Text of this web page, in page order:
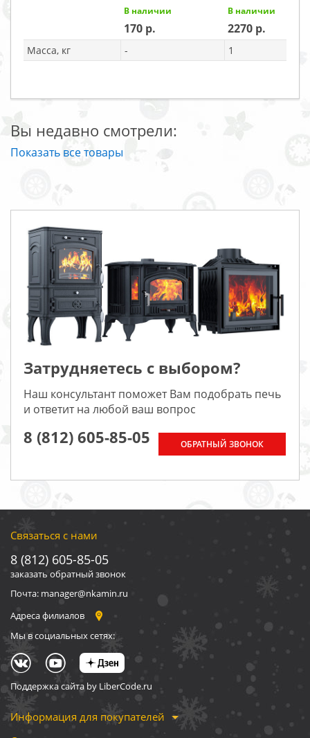
В наличии
170
В наличии
2270
Масса, кг - 1
Вы недавно смотрели:
Показать все товары
Затрудняетесь с выбором?
Наш консультант поможет Вам подобрать печь
и ответит на любой ваш вопрос
8 (812) 605-85-05 ОБРАТНЫЙ ЗВОНОК
Связаться с нами
8 (812) 605-85-05
заказать обратный звонок
Почта: manager@nkamin.ru
Адреса филиалов
Мы в социальных сетях:
Поддержка сайта by LiberCode.ru
Информация для покупателей